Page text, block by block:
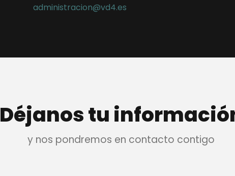
administracion@vd4.es
Déjanos tu
y nos pondremos en contacto contigo